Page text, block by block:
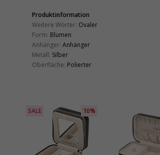
Produktinformation
Weitere Wörter: Ovaler
Form: Blumen
Anhänger: Anhänger
Metall: Silber
Oberfläche: Polierter
SALE 10%